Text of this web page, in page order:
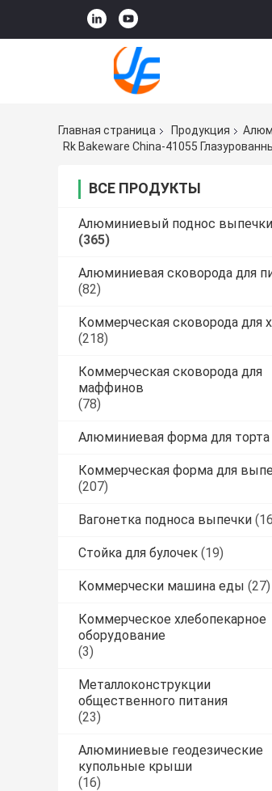
Главная страница Продукция
Rk Bakeware China-41055
ВСЕ ПРОДУКТЫ
Алюминиевый поднос выпечки
(365)
Алюминиевая сковорода для
(82)
Коммерческая сковорода для
(218)
Коммерческая сковорода для
маффинов
(78)
Алюминиевая форма для торта
Коммерческая форма для
(207)
Вагонетка подноса выпечки
Стойка для булочек (19)
Коммерчески машина еды (27)
Коммерческое хлебопекарное
оборудование
(3)
Металлоконструкции
общественного питания
(23)
Алюминиевые геодезические
купольные крыши
(16)